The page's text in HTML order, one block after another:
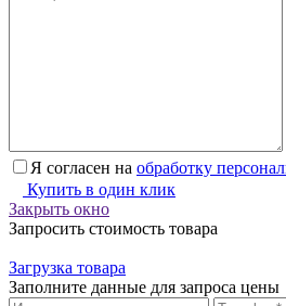
Я согласен на обработку
Купить в один клик
Закрыть окно
Запросить стоимость товара
Загрузка товара
Заполните данные для запроса цены